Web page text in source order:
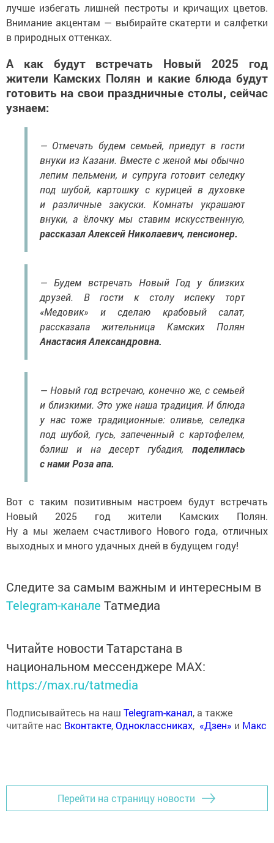
лучше избегать лишней пестроты и кричащих цветов.
Внимание акцентам — выбирайте скатерти и салфетки
в природных оттенках.
А как будут встречать Новый 2025 год
жители Камских Полян и какие блюда будут
готовить на свои праздничные столы, сейчас
узнаем:
— Отмечать будем семьей, приедут в гости
внуки из Казани. Вместе с женой мы обычно
лепим пельмени, и супруга готовит селедку
под шубой, картошку с курицей в духовке
и различные закуски. Комнаты украшают
внуки, а ёлочку мы ставим искусственную,
рассказал Алексей Николаевич, пенсионер.
— Будем встречать Новый Год у близких
друзей. В гости к столу испеку торт
«Медовик» и сделаю крабовый салат,
рассказала жительница Камских Полян
Анастасия Александровна.
— Новый год встречаю, конечно же, с семьей
и близкими. Это уже наша традиция. И блюда
у нас тоже традиционные: оливье, селедка
под шубой, гусь, запеченный с картофелем,
бэлиш и на десерт губадия, поделилась
с нами Роза апа.
Вот с таким позитивным настроем будут встречать
Новый 2025 год жители Камских Полян.
Ну а мы желаем счастливого Нового года, отличных
выходных и много удачных дней в будущем году!
Следите за самым важным и интересным в
Telegram-канале Татмедиа
Читайте новости Татарстана в
национальном мессенджере MАХ:
https://max.ru/tatmedia
Подписывайтесь на наш Telegram-канал, а также
читайте нас Вконтакте,Одноклассниках, «Дзен» и Макс
Перейти на страницу новости